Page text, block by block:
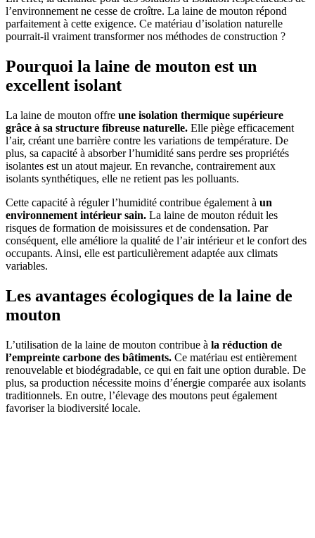
l’environnement ne cesse de croître. La laine de mouton répond
parfaitement à cette exigence. Ce matériau d’isolation naturelle
pourrait-il vraiment transformer nos méthodes de construction ?
Pourquoi la laine de mouton est un
excellent isolant
La laine de mouton offre une isolation thermique supérieure
grâce à sa structure fibreuse naturelle. Elle piège efficacement
l’air, créant une barrière contre les variations de température. De
plus, sa capacité à absorber l’humidité sans perdre ses propriétés
isolantes est un atout majeur. En revanche, contrairement aux
isolants synthétiques, elle ne retient pas les polluants.
Cette capacité à réguler l’humidité contribue également à un
environnement intérieur sain. La laine de mouton réduit les
risques de formation de moisissures et de condensation. Par
conséquent, elle améliore la qualité de l’air intérieur et le confort des
occupants. Ainsi, elle est particulièrement adaptée aux climats
variables.
Les avantages écologiques de la laine de
mouton
L’utilisation de la laine de mouton contribue à la réduction de
l’empreinte carbone des bâtiments. Ce matériau est entièrement
renouvelable et biodégradable, ce qui en fait une option durable. De
plus, sa production nécessite moins d’énergie comparée aux isolants
traditionnels. En outre, l’élevage des moutons peut également
favoriser la biodiversité locale.